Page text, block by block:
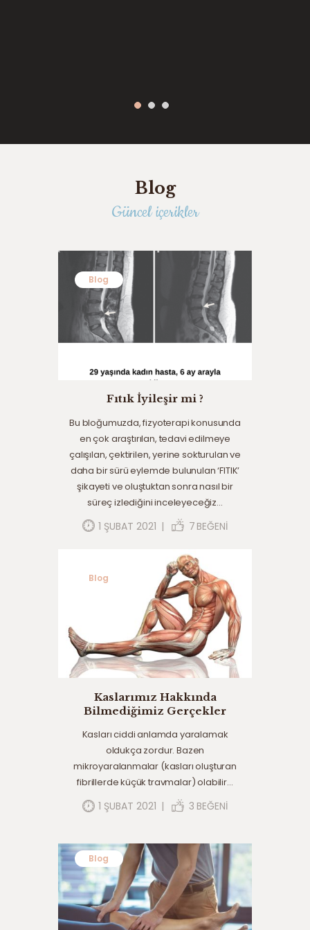
Blog
Güncel içerikler
Blog
Fıtık İyileşir mi ?
Bu bloğumuzda, fizyoterapi konusunda
en çok araştırılan, tedavi edilmeye
çalışılan, çektirilen, yerine sokturulan ve
daha bir sürü eylemde bulunulan ‘FITIK’
şikayeti ve oluştuktan sonra nasıl bir
süreç izlediğini inceleyeceğiz…
1 ŞUBAT 2021 7 BEĞENI
Blog
Kaslarımız Hakkında
Bilmediğimiz Gerçekler
Kasları ciddi anlamda yaralamak
oldukça zordur. Bazen
mikroyaralanmalar (kasları oluşturan
fibrillerde küçük travmalar) olabilir…
1 ŞUBAT 2021 3 BEĞENI
Blog